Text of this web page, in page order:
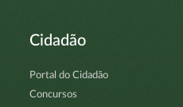
Cidadão
Portal do Cidadão
Concursos